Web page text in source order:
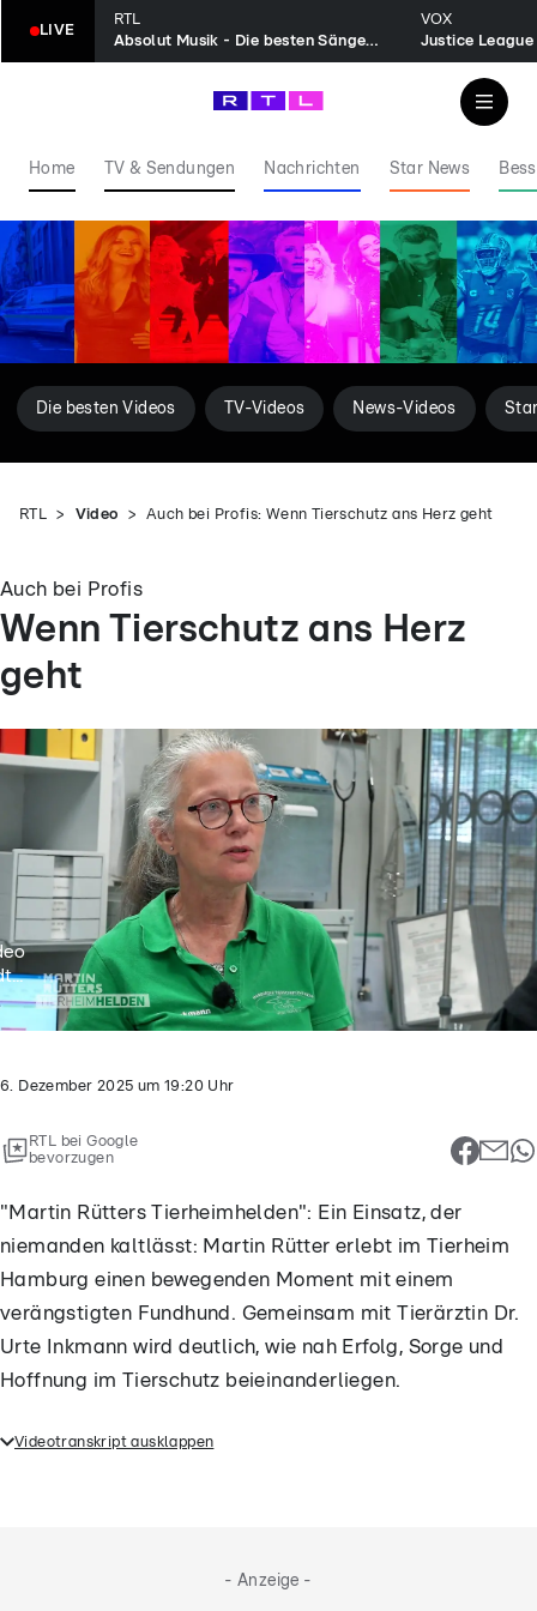
LIVE
RTL
Absolut Musik - Die besten Sänger aller Zeiten
VOX
Justice League
Home TV & Sendungen Nachrichten Star News
Die besten Videos TV-Videos News-Videos
RTL Video Auch bei Profis: Wenn Tierschutz ans Herz geht
Auch bei Profis
Wenn Tierschutz ans Herz
geht
6. Dezember 2025 um 19:20 Uhr
RTL bei Google
bevorzugen
"Martin Rütters Tierheimhelden": Ein Einsatz, der
niemanden kaltlässt: Martin Rütter erlebt im Tierheim
Hamburg einen bewegenden Moment mit einem
verängstigten Fundhund. Gemeinsam mit Tierärztin Dr.
Urte Inkmann wird deutlich, wie nah Erfolg, Sorge und
Hoffnung im Tierschutz beieinanderliegen.
"Martin Rütters Tierheimhelden": Ein Einsatz, der
Tierärztin Dr. Urte Inkmann wird deutlich, wie nah
Videotranskript ausklappen
- Anzeige -